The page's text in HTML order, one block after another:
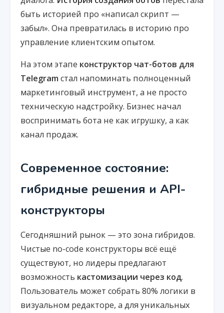
быть историей про «написал скрипт —
забыл». Она превратилась в историю про
управление клиентским опытом.
На этом этапе конструктор чат-ботов для
Telegram стал напоминать полноценный
маркетинговый инструмент, а не просто
техническую надстройку. Бизнес начал
воспринимать бота не как игрушку, а как
канал продаж.
Современное состояние:
гибридные решения и API-
конструкторы
Сегодняшний рынок — это зона гибридов.
Чистые no-code конструкторы всё ещё
существуют, но лидеры предлагают
возможность кастомизации через код.
Пользователь может собрать 80% логики в
визуальном редакторе, а для уникальных